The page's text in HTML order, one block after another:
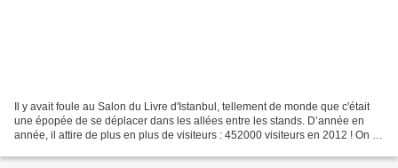
Il y avait foule au Salon du Livre d'Istanbul, tellement de monde que c'était
une épopée de se déplacer dans les allées entre les stands. D’année en
année, il attire de plus en plus de visiteurs : 452000 visiteurs en 2012 ! On dit